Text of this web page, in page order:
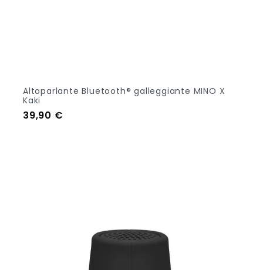
Altoparlante Bluetooth® galleggiante MINO X
Kaki
Prezzo
39,90 €